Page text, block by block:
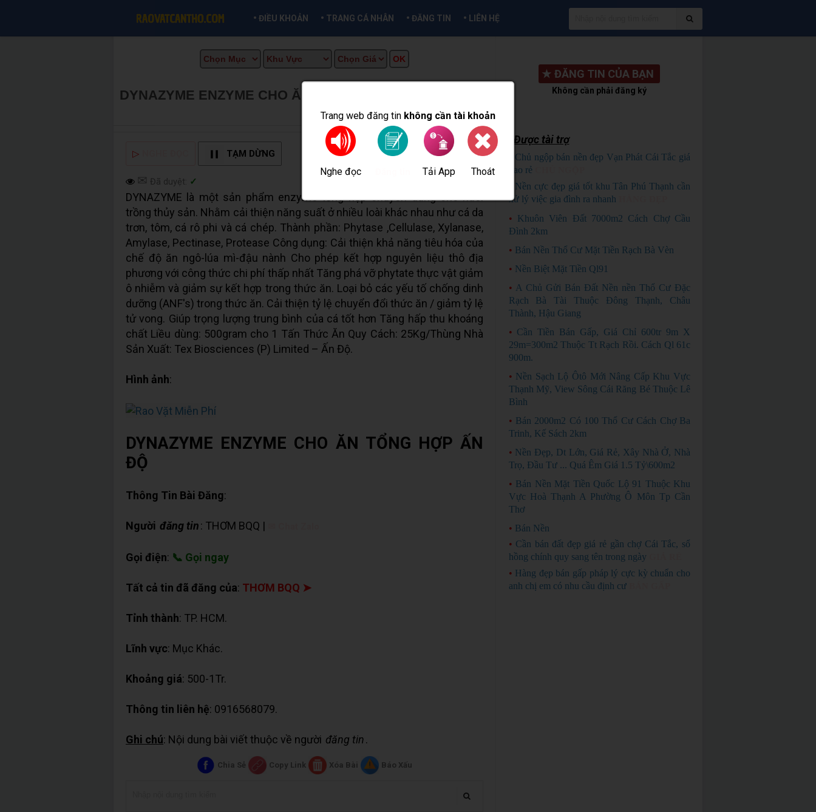
Trang web đăng tin không cần tài khoản
Nghe đọc Tải App Thoát
• ĐIỀU KHOẢN • TRANG CÁ NHÂN • ĐĂNG TIN • LIÊN HỆ
DYNAZYME ENZYME CHO ĂN TỔNG HỢP ẤN ĐỘ
▷ TẠM DỪNG
✉ Đã duyệt: ✓
DYNAZYME là một sản phẩm enzyme tổng hợp chuyên dùng cho nuôi
trồng thủy sản. Nhằm cải thiện năng suất ở nhiều loài khác nhau như cá da
trơn, tôm, cá rô phi và cá chép. Thành phần: Phytase ,Cellulase, Xylanase,
Amylase, Pectinase, Protease Công dụng: Cải thiện khả năng tiêu hóa của
chế độ ăn ngô-lúa mì-đậu nành Cho phép kết hợp nguyên liệu thô địa
phương với công thức chi phí thấp nhất Tăng phá vỡ phytate thực vật giảm
ô nhiễm và giảm sự kết hợp trong thức ăn. Loại bỏ các yếu tố chống dinh
dưỡng (ANF's) trong thức ăn. Cải thiện tỷ lệ chuyển đổi thức ăn / giảm tỷ lệ
tử vong. Giúp trọng lượng trung bình của cá tốt hơn Tăng hấp thu khoáng
chất Liều dùng: 500gram cho 1 Tấn Thức Ăn Quy Cách: 25Kg/Thùng Nhà
Sản Xuất: Tex Biosciences (P) Limited – Ấn Độ.
Hình ảnh:
DYNAZYME ENZYME CHO ĂN TỔNG HỢP ẤN
ĐỘ
Thông Tin Bài Đăng:
Người đăng tin: THƠM BQQ |
Gọi điện: 📞 Gọi ngay
Tất cả tin đã đăng của: THƠM BQQ ➤
Tỉnh thành: TP. HCM.
Lĩnh vực: Mục Khác.
Khoảng giá: 500-1Tr.
Thông tin liên hệ: 0916568079.
Ghi chú: Nội dung bài viết thuộc về người đăng tin.
Chia Sẻ Copy Link Xóa Bài Báo Xấu
★ ĐĂNG TIN CỦA BẠN
Không cần phải đăng ký
Được tài trợ
Chủ ngộp bán nền đẹp Vạn Phát Cái Tắc giá
bao rẻ
Nền cực đẹp giá tốt khu Tân Phú Thạnh cần
xử lý việc gia đình ra nhanh
• Khuôn Viên Đất 7000m2 Cách Chợ Cầu
Đình 2km
• Bán Nền Thổ Cư Mặt Tiền Rạch Bà Vèn
• Nền Biệt Mặt Tiền Ql91
• A Chủ Gửi Bán Đất Nền nền Thổ Cư Đặc
Rạch Bà Tài Thuộc Đông Thạnh, Châu
Thành, Hậu Giang
• Cần Tiền Bán Gấp, Giá Chỉ 600tr 9m X
29m=300m2 Thuộc Tt Rạch Rồi. Cách Ql 61c
900m.
• Nền Sạch Lộ Ôtô Mới Nâng Cấp Khu Vực
Thạnh Mỹ, View Sông Cái Răng Bé Thuộc Lê
Bình
• Bán 2000m2 Có 100 Thổ Cư Cách Chợ Ba
Trinh, Kế Sách 2km
• Nền Đẹp, Dt Lớn, Giá Rẻ, Xây Nhà Ở, Nhà
Trọ, Đầu Tư ... Quá Êm Giá 1.5 Tỷ\600m2
• Bán Nền Mặt Tiền Quốc Lộ 91 Thuộc Khu
Vực Hoà Thạnh A Phường Ô Môn Tp Cần
Thơ
• Bán Nền
• Cần bán đất đẹp giá rẻ gần chợ Cái Tắc, sổ
hồng chính quy sang tên trong ngày
• Hàng đẹp bán gấp pháp lý cực kỳ chuẩn cho
anh chị em có nhu cầu định cư